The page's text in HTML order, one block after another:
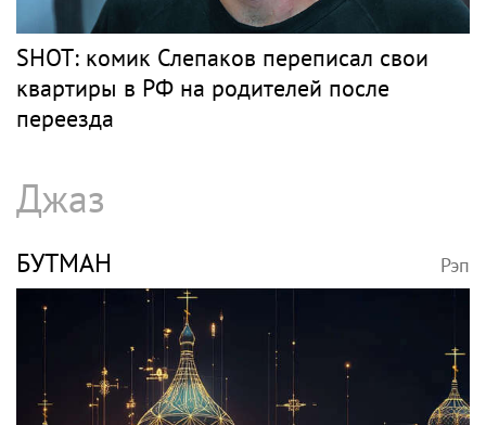
SHOT: комик Слепаков переписал свои
квартиры в РФ на родителей после
переезда
Джаз
БУТМАН Рэп